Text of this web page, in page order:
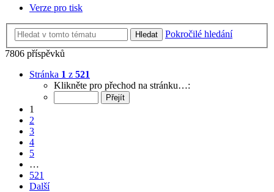
Verze pro tisk
Hledat
Pokročilé hledání
7806 příspěvků
Stránka 1 z 521
Klikněte pro přechod na stránku…:
1
2
3
4
5
…
521
Další